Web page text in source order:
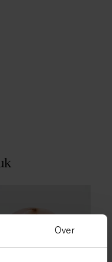
Over